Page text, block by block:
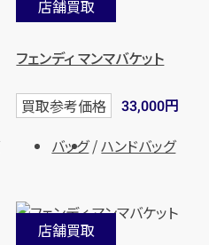
店舗買取
フェンディ マンマバケット
買取参考価格 33,000円
バッグ ハンドバッグ
店舗買取